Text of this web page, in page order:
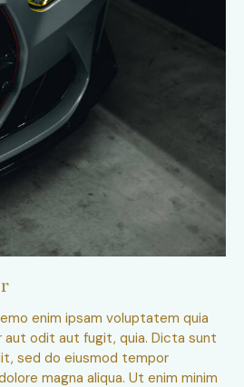
enim ipsam voluptatem quia
odit aut fugit, quia. Dicta sunt
sed do eiusmod tempor
magna aliqua. Ut enim minim